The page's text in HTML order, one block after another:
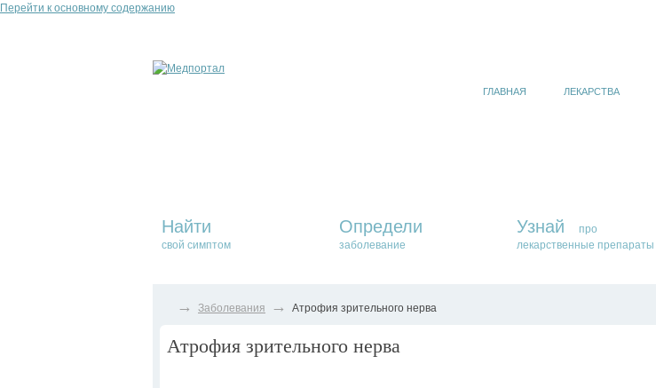
Перейти к основному содержанию
ГЛАВНАЯ ЛЕКАРСТВА
Найти
свой симптом
Определи
заболевание
Узнай
про
лекарственные препараты
→ Заболевания → Атрофия зрительного нерва
Атрофия зрительного нерва